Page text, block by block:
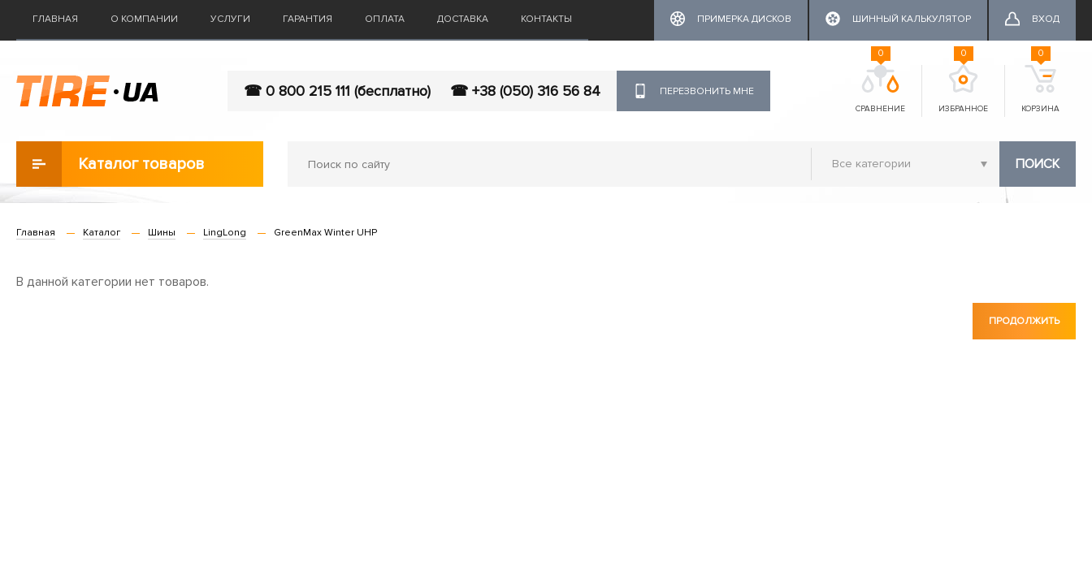
ГЛАВНАЯ О КОМПАНИИ УСЛУГИ ГАРАНТИЯ ОПЛАТА ДОСТАВКА КОНТАКТЫ ПРИМЕРКА ДИСКОВ ШИННЫЙ КАЛЬКУЛЯТОР ВХОД
☎ 0 800 215 111 (бесплатно) ☎ +38 (050) 316 56 84 ПЕРЕЗВОНИТЬ МНЕ
СРАВНЕНИЕ
0
ИЗБРАННОЕ
0
КОРЗИНА
0
Каталог товаров ПОИСК
Главная Каталог Шины LingLong GreenMax Winter UHP
В данной категории нет товаров.
ПРОДОЛЖИТЬ